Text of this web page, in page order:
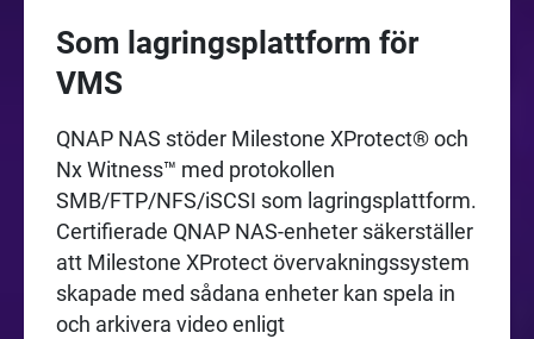
Som lagringsplattform för
VMS
QNAP NAS stöder Milestone XProtect® och
Nx Witness™ med protokollen
SMB/FTP/NFS/iSCSI som lagringsplattform.
Certifierade QNAP NAS-enheter säkerställer
att Milestone XProtect övervakningssystem
skapade med sådana enheter kan spela in
och arkivera video enligt